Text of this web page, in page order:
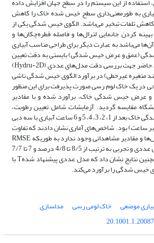
استفاده از این سیستم را در سطح جهان افزایش داده
به طورمعنی‌داری سطح خیس شده خاک را کاهش
تلفات تبخیر می‌باشد. الگوی خیس شدگی یکی از
کردن جانمایی لترال‌ها و فاصله قطره‌چکان‌ها و
می‌باشد به عبارت دیگر برای طراحی مناسب آبیاری
(عمق و عرض خیس شدگی) بایستی به دقت تعیین
شود. بنابراین تحقیق حاضر جهت بررسی دقت مدل‌های عددی (Hydru-2D)
متغیره غیرخطی) در برآورد الگوی خیس شدگی ناشی
در یک خاک لوم رسی صورت پذیرفت برای این منظور
و عرض خیس شدگی خاک، برآورد شده و با مقادیر
مقایسه گردید. آزمایشات شامل تعیین رطوبت،
عمق و عرض خیس شدگی خاک بعد از 1، 2، 3، 4، 5 و 6 ساعت آبیاری با سه دبی
(2، 4 و 8 لیتر بر ساعت) بود. شاخص‌های آماری نشان دادند که تفاوت
چندانی بین نتایج مدل‌ها و مقادیر مشاهداتی وجود ندارد به طوریکه RMSE
نرمال شده برای مدل عددی و تجربی به ترتیب از 8/5 تا 4/8 درصد و 7 تا 7/7
درصد متغیر بود. همچنین نتایج نشان داد که مدل عددی پیشنهاد شدهT با
خیس شدگی را برآورد می‌کند.
موضعی خاک لومی رسی
مدلسازی